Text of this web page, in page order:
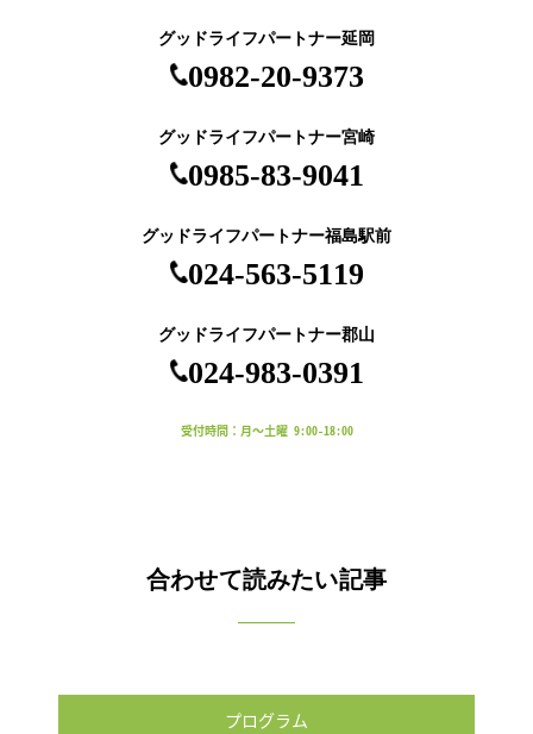
グッドライフパートナー延岡
0982-20-9373
グッドライフパートナー宮崎
0985-83-9041
グッドライフパートナー福島駅前
024-563-5119
グッドライフパートナー郡山
024-983-0391
受付時間：月～土曜 9:00-18:00
合わせて読みたい記事
プログラム